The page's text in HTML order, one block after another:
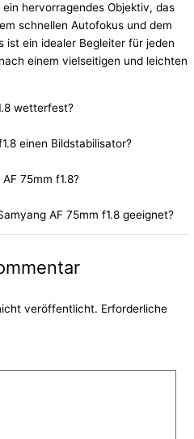
hervorragendes Objektiv, das
schnellen Autofokus und dem
ist ein idealer Begleiter für jeden
einem vielseitigen und leichten
wetterfest?
einen Bildstabilisator?
75mm f1.8?
AF 75mm f1.8 geeignet?
veröffentlicht. Erforderliche